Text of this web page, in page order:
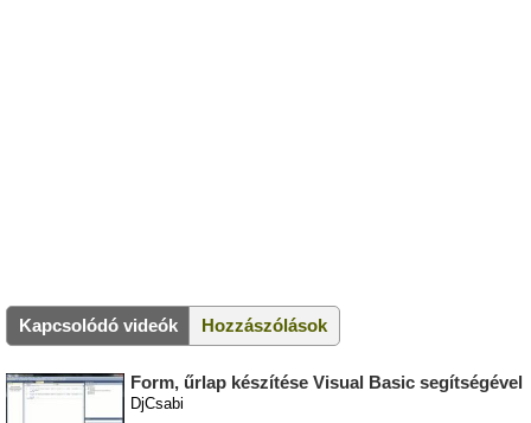
Kapcsolódó videók Hozzászólások
Form, űrlap készítése Visual Basic segítségével
DjCsabi